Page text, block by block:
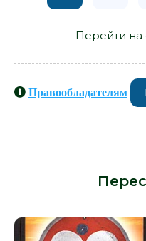
Перейти на
Правообладателям